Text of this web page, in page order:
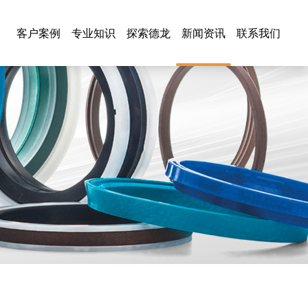
客户案例 专业知识 探索德龙 新闻资讯 联系我们